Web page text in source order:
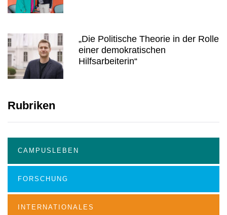
„Die Politische Theorie in der Rolle
einer demokratischen
Hilfsarbeiterin“
Rubriken
CAMPUSLEBEN
FORSCHUNG
INTERNATIONALES